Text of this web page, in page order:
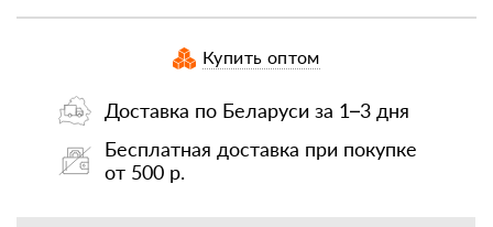
Купить оптом
Доставка по Беларуси за 1–3 дня
Бесплатная доставка при покупке
от 500 р.